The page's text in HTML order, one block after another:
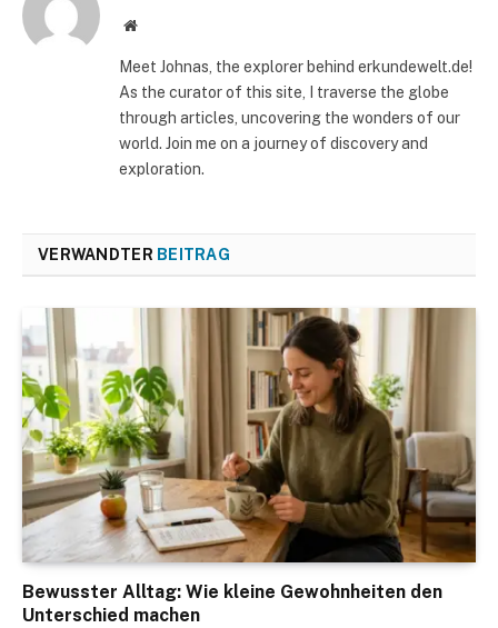
Website
Meet Johnas, the explorer behind erkundewelt.de!
As the curator of this site, I traverse the globe
through articles, uncovering the wonders of our
world. Join me on a journey of discovery and
exploration.
VERWANDTER BEITRAG
Bewusster Alltag: Wie kleine Gewohnheiten den
Unterschied machen